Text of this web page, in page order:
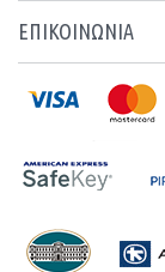
ΕΠΙΚΟΙΝΩΝΙΑ